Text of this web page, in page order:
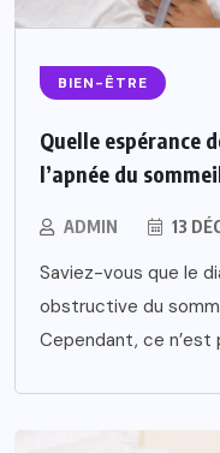
BIEN-ÊTRE
Quelle espérance
l’apnée du
ADMIN 13
Saviez-vous que le
obstructive du
Cependant, ce n’est